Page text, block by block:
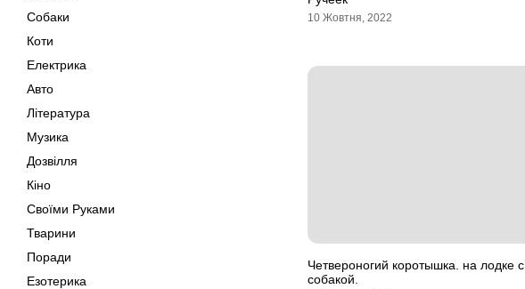
Собаки
Коти
Електрика
Авто
Література
Музика
Дозвілля
Кіно
Своїми Руками
Тварини
Поради
Езотерика
10 Жовтня, 2022
Четвероногий коротышка. на лодке с
собакой.